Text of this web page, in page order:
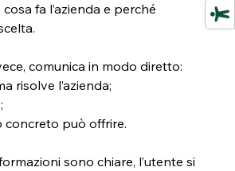
fa l’azienda e perché
comunica in modo diretto:
risolve l’azienda;
concreto può offrire.
sono chiare, l’utente si